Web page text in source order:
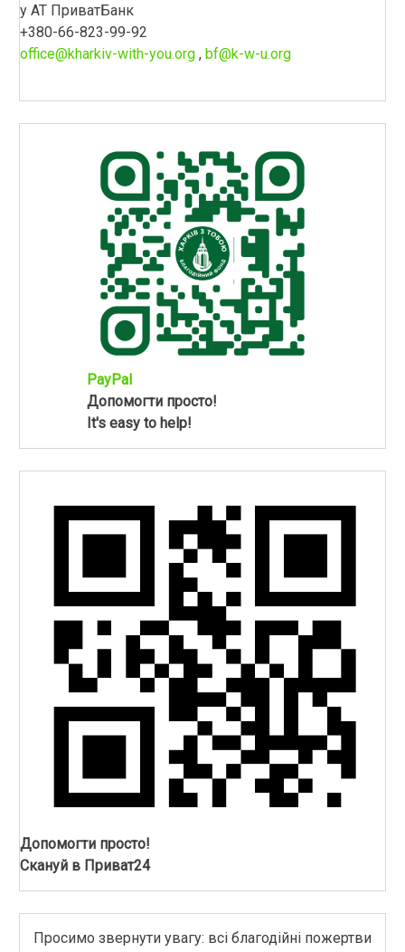
у АТ ПриватБанк
+380-66-823-99-92
office@kharkiv-with-you.org, bf@k-w-u.org
PayPal
Допомогти просто!
It's easy to help!
Допомогти просто!
Скануй в Приват24
Просимо звернути увагу: всі благодійні пожертви